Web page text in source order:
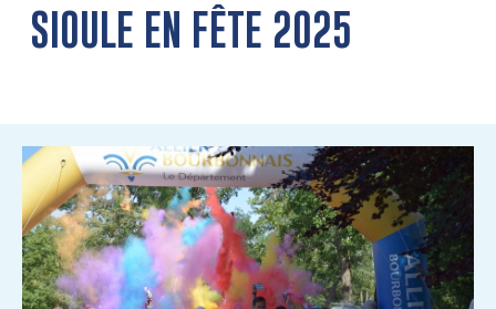
SIOULE EN FÊTE 2025